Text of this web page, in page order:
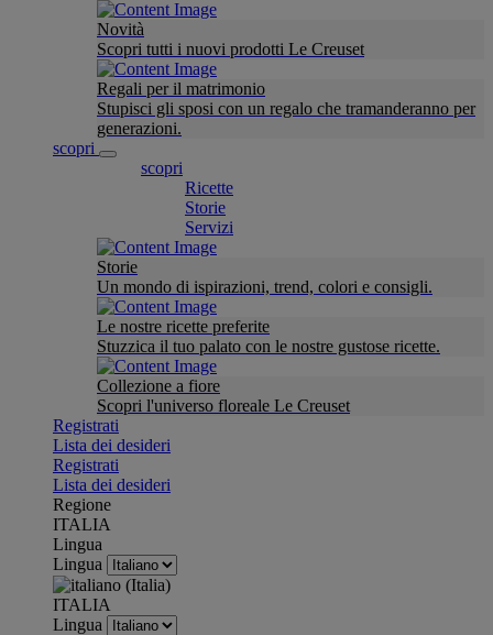
Novità
Scopri tutti i nuovi prodotti Le Creuset
Regali per il matrimonio
Stupisci gli sposi con un regalo che tramanderanno per
generazioni.
scopri
scopri
Ricette
Storie
Servizi
Storie
Un mondo di ispirazioni, trend, colori e consigli.
Le nostre ricette preferite
Stuzzica il tuo palato con le nostre gustose ricette.
Collezione a fiore
Scopri l'universo floreale Le Creuset
Registrati
Lista dei desideri
Registrati
Lista dei desideri
Regione
ITALIA
Lingua
Lingua
ITALIA
Lingua